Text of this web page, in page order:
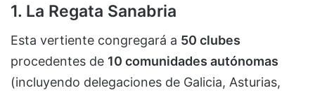
1. La Regata Sanabria
Esta vertiente congregará a 50 clubes
procedentes de 10 comunidades autónomas
(incluyendo delegaciones de Galicia, Asturias,